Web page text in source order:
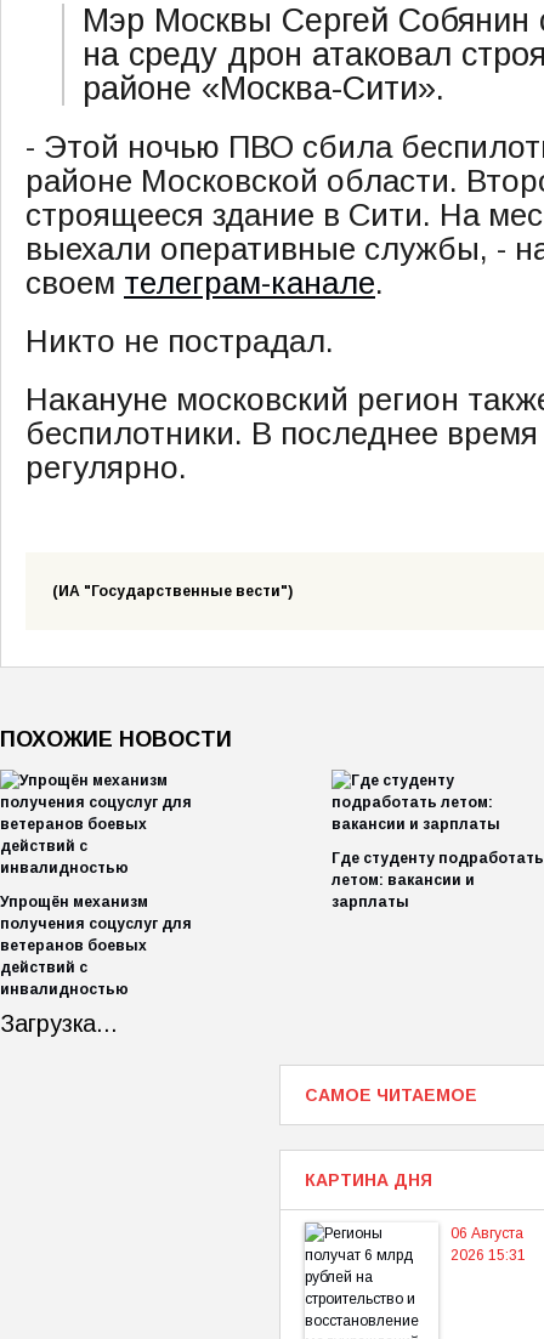
Мэр Москвы Сергей Собянин
на среду дрон атаковал
районе «Москва-Сити».
- Этой ночью ПВО сбила
районе Московской области.
строящееся здание в Сити. На
выехали оперативные службы, -
своем телеграм-канале.
Никто не пострадал.
Накануне московский регион
беспилотники. В последнее время
регулярно.
(ИА "Государственные вести")
ПОХОЖИЕ НОВОСТИ
Упрощён механизм
получения соцуслуг для
ветеранов боевых
действий с
инвалидностью
Где студенту подработать
летом: вакансии и
зарплаты
Загрузка...
САМОЕ ЧИТАЕМОЕ
КАРТИНА ДНЯ
06 Августа
2026 15:31